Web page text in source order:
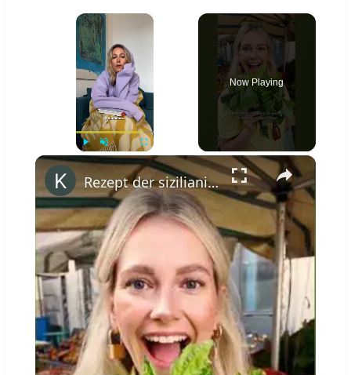
×
Play Unmute Fullscreen
Now Playing
×
Rezept der sizilianischen Küche: Pasta alla Norma #shorts